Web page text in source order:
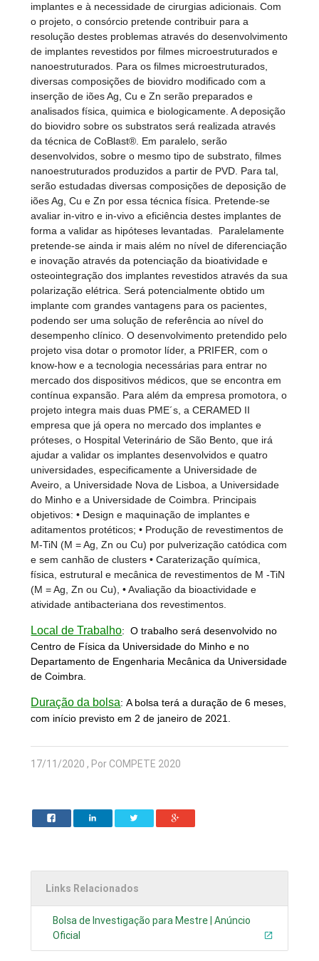
implantes e à necessidade de cirurgias adicionais. Com
o projeto, o consórcio pretende contribuir para a
resolução destes problemas através do desenvolvimento
de implantes revestidos por filmes microestruturados e
nanoestruturados. Para os filmes microestruturados,
diversas composições de biovidro modificado com a
inserção de iões Ag, Cu e Zn serão preparados e
analisados física, quimica e biologicamente. A deposição
do biovidro sobre os substratos será realizada através
da técnica de CoBlast®. Em paralelo, serão
desenvolvidos, sobre o mesmo tipo de substrato, filmes
nanoestruturados produzidos a partir de PVD. Para tal,
serão estudadas diversas composições de deposição de
iões Ag, Cu e Zn por essa técnica física. Pretende-se
avaliar in-vitro e in-vivo a eficiência destes implantes de
forma a validar as hipóteses levantadas. Paralelamente
pretende-se ainda ir mais além no nível de diferenciação
e inovação através da potenciação da bioatividade e
osteointegração dos implantes revestidos através da sua
polarização elétrica. Será potencialmente obtido um
implante com grandes vantagens para os pacientes,
podendo ser uma solução de referência ao nível do
desempenho clínico. O desenvolvimento pretendido pelo
projeto visa dotar o promotor líder, a PRIFER, com o
know-how e a tecnologia necessárias para entrar no
mercado dos dispositivos médicos, que se encontra em
contínua expansão. Para além da empresa promotora, o
projeto integra mais duas PME´s, a CERAMED II
empresa que já opera no mercado dos implantes e
próteses, o Hospital Veterinário de São Bento, que irá
ajudar a validar os implantes desenvolvidos e quatro
universidades, especificamente a Universidade de
Aveiro, a Universidade Nova de Lisboa, a Universidade
do Minho e a Universidade de Coimbra. Principais
objetivos: • Design e maquinação de implantes e
aditamentos protéticos; • Produção de revestimentos de
M-TiN (M = Ag, Zn ou Cu) por pulverização catódica com
e sem canhão de clusters • Caraterização química,
física, estrutural e mecânica de revestimentos de M -TiN
(M = Ag, Zn ou Cu), • Avaliação da bioactividade e
atividade antibacteriana dos revestimentos.
Local de Trabalho: O trabalho será desenvolvido no
Centro de Física da Universidade do Minho e no
Departamento de Engenharia Mecânica da Universidade
de Coimbra.
Duração da bolsa:A bolsa terá a duração de 6 meses,
com início previsto em 2 de janeiro de 2021.
17/11/2020 , Por COMPETE 2020
Links Relacionados
Bolsa de Investigação para Mestre | Anúncio
Oficial